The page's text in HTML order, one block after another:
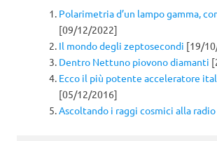
Polarimetria d’un lampo gamma,
[09/12/2022]
Il mondo degli zeptosecondi [19/
Dentro Nettuno piovono diamanti
Ecco il più potente acceleratore
[05/12/2016]
Ascoltando i raggi cosmici alla radio